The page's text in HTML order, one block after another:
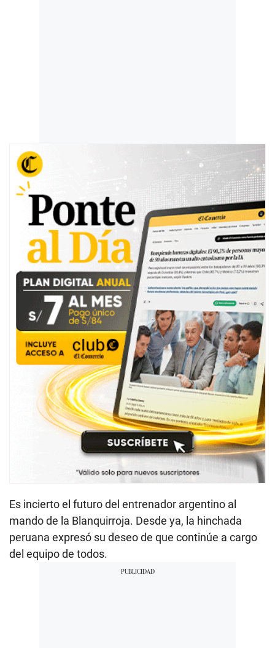
Es incierto el futuro del entrenador argentino al
mando de la Blanquirroja. Desde ya, la hinchada
peruana expresó su deseo de que continúe a cargo
del equipo de todos.